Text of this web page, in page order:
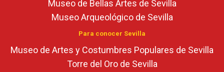
Museo de Bellas Artes de Sevilla
Museo Arqueológico de Sevilla
Para conocer Sevilla
Museo de Artes y Costumbres Populares de Sevilla
Torre del Oro de Sevilla